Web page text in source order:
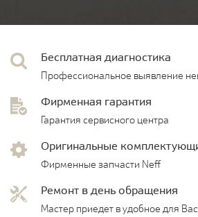
Бесплатная диагностика
Профессиональное выявление
Фирменная гарантия
Гарантия сервисного центра
Оригинальные
Фирменные запчасти Neff
Ремонт в день обращения
Мастер приедет в удобное для